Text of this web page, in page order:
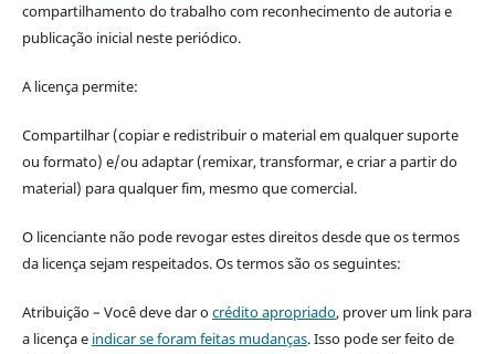
compartilhamento do trabalho com reconhecimento de autoria e
publicação inicial neste periódico.
A licença permite:
Compartilhar (copiar e redistribuir o material em qualquer suporte
ou formato) e/ou adaptar (remixar, transformar, e criar a partir do
material) para qualquer fim, mesmo que comercial.
O licenciante não pode revogar estes direitos desde que os termos
da licença sejam respeitados. Os termos são os seguintes:
Atribuição – Você deve dar ocrédito apropriado, prover um link para
a licença e indicar se foram feitas mudanças. Isso pode ser feito de